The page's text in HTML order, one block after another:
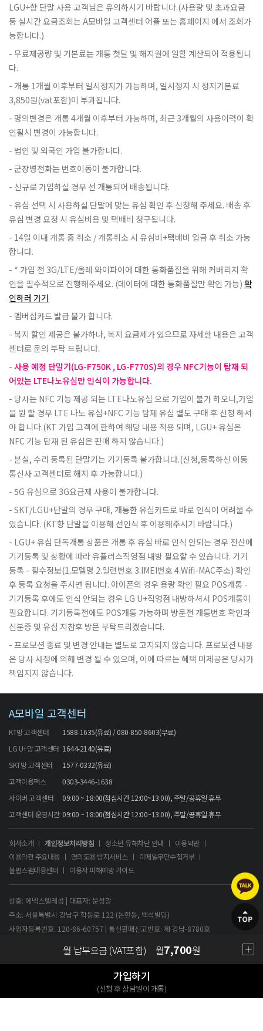
LGU+향 단말 사용 고객님은 유의하시기 바랍니다.(사용량 및 초과요금
등 실시간 요금조회는 A모바일 고객센터 어플 또는 홈페이지 에서 조회가
능합니다.)
무료제공량 및 기본료는 개통 첫달 및 해지월에 일할 계산되어 적용됩니
다.
개통 1개월 이후부터 일시정지가 가능하며, 일시정지 시 정지기본료
3,850원(vat포함)이 부과됩니다.
명의변경은 개통 4개월 이후부터 가능하며, 최근 3개월의 사용이력이 확
인될시 변경이 가능합니다.
법인 및 외국인 가입 불가합니다.
군장병전화는 번호이동이 불가합니다.
신규로 가입하실 경우 선 개통되어 배송됩니다.
유심 선택 시 사용하실 단말에 맞는 유심 확인 후 신청해 주세요. 배송 후
유심 변경 요청 시 유심비용 및 택배비 청구됩니다.
14일 이내 개통 중 취소 / 개통취소 시 유심비+택배비 입금 후 취소 가능
합니다.
* 가입 전 3G/LTE/올레 와이파이에 대한 통화품질을 위해 커버리지 확
인을 필수적으로 진행해주세요. (데이터에 대한 통화품질만 확인 가능) 확
인하러 가기
멤버십카드 발급 불가 합니다.
복지 할인 제공은 불가하나, 복지 요금제가 있으므로 자세한 내용은 고객
센터로 문의 부탁 드립니다.
사용 예정 단말기(LG-F750K , LG-F770S)의 경우 NFC기능이 탑재 되
어있는 LTE나노유심만 인식이 가능합니다.
당사는 NFC 기능 제공 되는 LTE나노유심 으로 가입이 불가 하오니,가입
을 원 할 경우 LTE 나노 유심+NFC 기능 탑재 유심 별도 구매 후 신청 하셔
야 합니다.(KT 가입 고객에 한하여 해당 내용 적용 되며, LGU+ 유심은
NFC 기능 탑재 된 유심은 판매 하지 않습니다.)
분실, 수리 등록된 단말기는 기기등록 불가합니다.(신청,등록하신 이동
통신사 고객센터로 해지 후 가능합니다.)
5G 유심으로 3G요금제 사용이 불가합니다.
SKT/LGU+단말의 경우 구매, 개통한 유심카드로 바로 인식이 어려울 수
있습니다. (KT향 단말을 이용해 선인식 후 이용해주시기 바랍니다.)
LGU+ 유심 단독개통 상품은 개통 후 유심 바로 인식 안되는 경우 전산에
기기등록 및 상황에 따라 유플러스직영점 내방 필요할 수 있습니다. 기기
등록 - 필수정보(1.모델명 2.일련번호 3.IMEI번호 4.Wifi-MAC주소) 확인
후 등록 요청을 주시면 됩니다. 아이폰의 경우 용량 확인 필요 POS개통 -
기기등록 후에도 인식 안되는 경우 LG U+직영점 내방하셔서 POS개통이
필요합니다. 기기등록전에도 POS개통 가능하며 방문전 개통번호 확인과
신분증 및 유심 지참후 방문 부탁드리겠습니다.
프로모션 종료 및 변경 안내는 별도로 고지되지 않습니다. 프로모션 내용
은 당사 사정에 의해 변경 될 수 있으며, 이에 따르는 혜택 미제공은 당사가
책임지지 않습니다.
월 납부요금 (VAT포함) 월7,700원
가입하기
(신청 후 상담원이 개통)
A모바일 고객센터
KT망 고객센터
1588-1635(유료) / 080-850-8603(무료)
LG U+망 고객센터 1644-2140(유료)
SKT망 고객센터
1577-0332(유료)
고객이용팩스
0303-3446-1638
사이버 고객센터
09:00 ~ 18:00(점심시간 12:00~13:00), 주말/공휴일 휴무
고객센터 운영시간 09:00 ~ 18:00(점심시간 12:00~13:00), 주말/공휴일 휴무
회사소개 개인정보처리방침 청소년 유해차단 안내
이용약관
이용약관 주요내용
명의도용 방지서비스
이메일무단수집거부
불법스팸대응센터
이용자 피해예방 가이드
상호: 에넥스텔레콤 | 대표자: 문성광
주소: 서울특별시 강남구 학동로 122 (논현동, 백석빌딩)
사업자등록번호: 120-86-60757 | 통신판매신고번호: 제 강남-8780호
Copyright 2009 by Annextelecom co., LTD.ALL rights reserved